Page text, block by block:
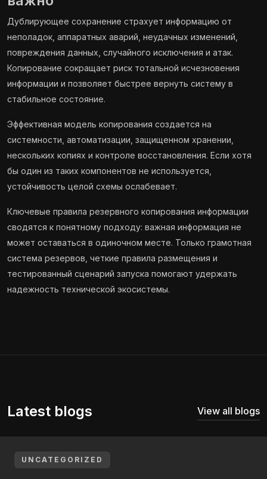
Дублирующее сохранение страхует информацию от
неполадок, аппаратных аварий, неудачных изменений,
повреждения данных, случайного исключения и атак.
Копирование сокращает риск тотальной исчезновения
информации и позволяет быстрее вернуть систему в
стабильное состояние.
Эффективная модель копирования создается на
системности, автоматизации, защищенном хранении,
нескольких копиях и контроле восстановления. Если хотя
бы один из таких компонентов не используется,
устойчивость целой схемы ослабевает.
Ключевые правила резервного копирования информации
сводятся к понятному подходу: важная информация не
может оставаться в одиночном месте. Только грамотная
система резервов, четкие правила размещения и
тестированный сценарий запуска помогают удержать
надежность технической экосистемы.
Latest blogs View all blogs
UNCATEGORIZED